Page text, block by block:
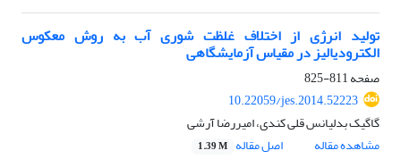
تولید انرژی از اختلاف غلظت شوری آب به روش معکوس
الکترودیالیز در مقیاس آزمایشگاهی
صفحه811-825
10.22059/jes.2014.52223
گاگیک بدلیانس قلی کندی، امیررضا آرشی
مشاهده مقاله
اصل مقاله 1.39 M